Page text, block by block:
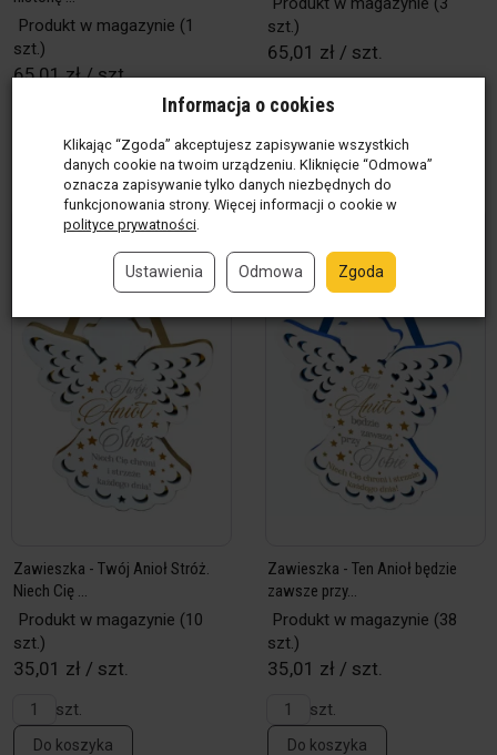
Produkt w magazynie (1
szt.)
65,01 zł / szt.
Do koszyka
szt.)
65,01 zł / szt.
szt.
Do koszyka
Zawieszka - Twój Anioł Stróż.
Niech Cię ...
Produkt w magazynie (10
szt.)
35,01 zł / szt.
szt.
Do koszyka
Zawieszka - Ten Anioł będzie
zawsze przy...
Produkt w magazynie (38
szt.)
35,01 zł / szt.
szt.
Do koszyka
Informacja o cookies
Klikając “Zgoda” akceptujesz zapisywanie wszystkich
danych cookie na twoim urządzeniu. Kliknięcie “Odmowa”
oznacza zapisywanie tylko danych niezbędnych do
funkcjonowania strony. Więcej informacji o cookie w
polityce prywatności
Ustawienia Odmowa Zgoda